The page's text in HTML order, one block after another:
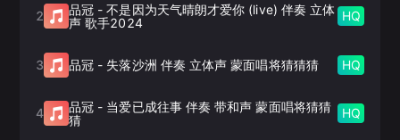
2 品冠 -不是因为天气晴朗才爱你 (live) 伴奏 立体
声 歌手2024
HQ
3 品冠 - 失落沙洲 伴奏 立体声 蒙面唱将猜猜猜 HQ
4 品冠 - 当爱已成往事 伴奏 带和声 蒙面唱将猜猜
猜
HQ